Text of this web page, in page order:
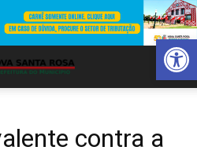
Abrir
contra a